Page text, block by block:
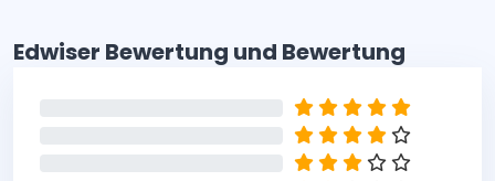
Edwiser Bewertung und Bewertung überspringen
Edwiser Bewertung und Bewertung